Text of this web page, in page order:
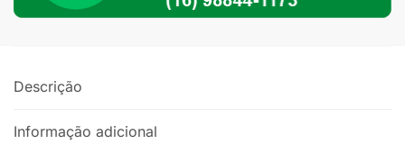
Descrição
Informação adicional